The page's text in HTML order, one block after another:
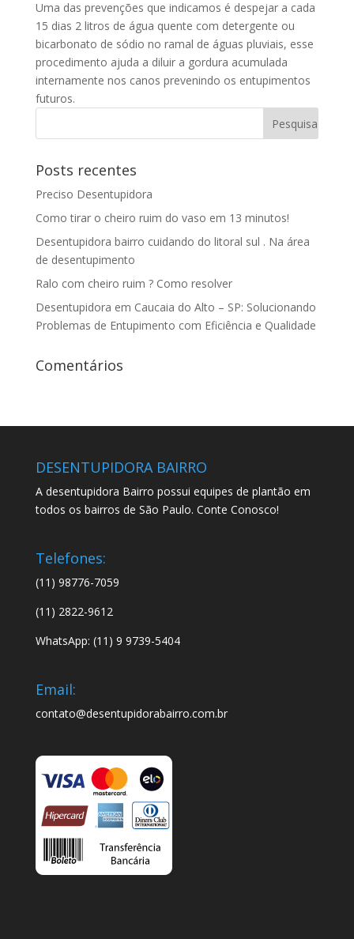
Uma das prevenções que indicamos é despejar a cada
15 dias 2 litros de água quente com detergente ou
bicarbonato de sódio no ramal de águas pluviais, esse
procedimento ajuda a diluir a gordura acumulada
internamente nos canos prevenindo os entupimentos
futuros.
Posts recentes
Preciso Desentupidora
Como tirar o cheiro ruim do vaso em 13 minutos!
Desentupidora bairro cuidando do litoral sul . Na área
de desentupimento
Ralo com cheiro ruim ? Como resolver
Desentupidora em Caucaia do Alto – SP: Solucionando
Problemas de Entupimento com Eficiência e Qualidade
Comentários
DESENTUPIDORA BAIRRO
A desentupidora Bairro possui equipes de plantão em
todos os bairros de São Paulo. Conte Conosco!
Telefones:
(11) 98776-7059
(11) 2822-9612
WhatsApp: (11) 9 9739-5404
Email:
contato@desentupidorabairro.com.br